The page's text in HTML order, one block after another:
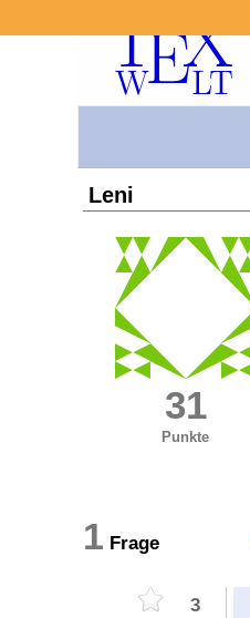
Leni
31
Punkte
1 Frage
3